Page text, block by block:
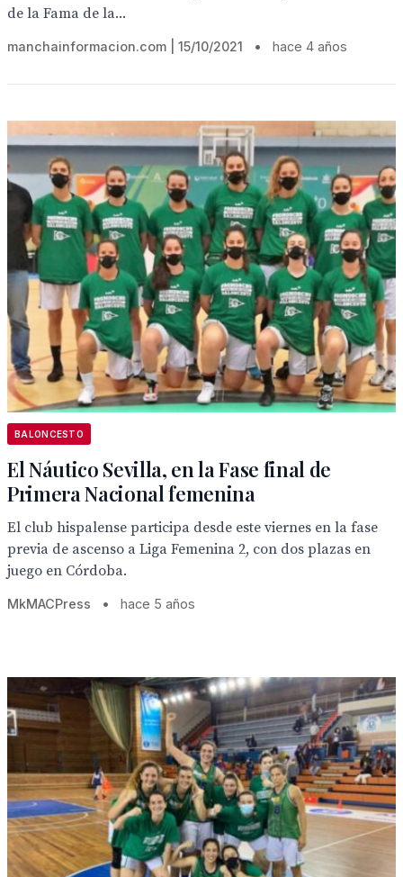
de la Fama de la...
manchainformacion.com | 15/10/2021 • hace 4 años
BALONCESTO
El Náutico Sevilla, en la Fase final de
Primera Nacional femenina
El club hispalense participa desde este viernes en la fase
previa de ascenso a Liga Femenina 2, con dos plazas en
juego en Córdoba.
MkMACPress • hace 5 años